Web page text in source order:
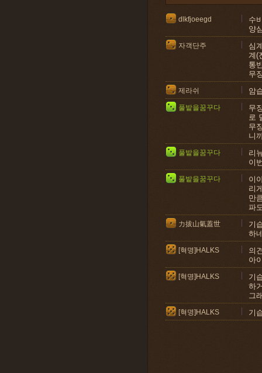
dlkfjoeegd
수
양
자객단주
심
계(
통
무
제라쉬 암
풀밭을꿈꾸다
무
로
무
니
풀밭을꿈꾸다
리
이
풀밭을꿈꾸다
이
리
만
파
力拔山氣蓋世
기
하
[혁명]HALKS
의
아
[혁명]HALKS
기
하
그
[혁명]HALKS 기